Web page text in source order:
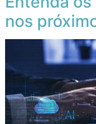
nos